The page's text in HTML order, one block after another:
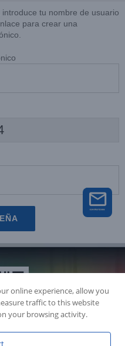
tu nombre de usuario
para crear una
online experience, allow you
traffic to this website
your browsing activity.